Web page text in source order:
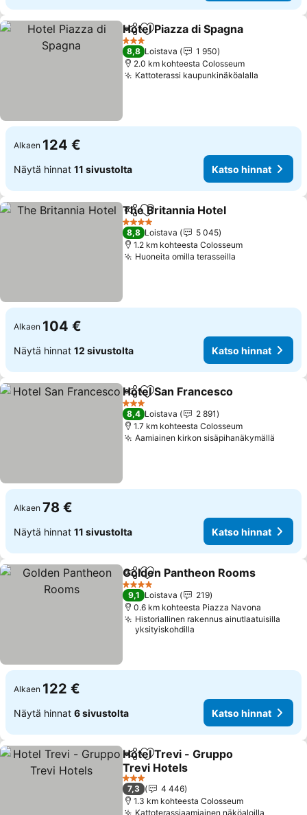
Jaa Lisää suosikkeihin
Hotel Piazza di Spagna
3 Tähtiluokitus
8,8 Loistava
1 950
2.0 km kohteesta Colosseum
Kattoterassi kaupunkinäköalalla
Alkaen 124 €
Näytä hinnat 11 sivustolta Katso hinnat
Jaa Lisää suosikkeihin
The Britannia Hotel
4 Tähtiluokitus
8,8 Loistava
5 045
1.2 km kohteesta Colosseum
Huoneita omilla terasseilla
Alkaen 104 €
Näytä hinnat 12 sivustolta Katso hinnat
Jaa Lisää suosikkeihin
Hotel San Francesco
3 Tähtiluokitus
8,4 Loistava
2 891
1.7 km kohteesta Colosseum
Aamiainen kirkon sisäpihanäkymällä
Alkaen 78 €
Näytä hinnat 11 sivustolta Katso hinnat
Jaa Lisää suosikkeihin
Golden Pantheon Rooms
4 Tähtiluokitus
9,1 Loistava
219
0.6 km kohteesta Piazza Navona
Historiallinen rakennus ainutlaatuisilla
yksityiskohdilla
Alkaen 122 €
Näytä hinnat 6 sivustolta Katso hinnat
Jaa Lisää suosikkeihin
Hotel Trevi - Gruppo
Trevi Hotels
Katso hinnat
3 Tähtiluokitus
7,3
4 446
1.3 km kohteesta Colosseum
Kattoterassiaamiainen näköaloilla